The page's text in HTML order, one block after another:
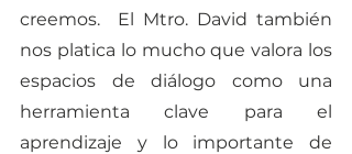
creemos.  El Mtro. David también
nos platica lo mucho que valora los
espacios de diálogo como una
herramienta clave para el
aprendizaje y lo importante de